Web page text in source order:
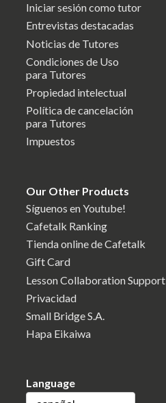
Iniciar sesión como tutor
Entrevistas destacadas
Noticias de Tutores
Condiciones de Uso
para Tutores
Propiedad intelectual
Política de cancelación
para Tutores
Impuestos
Our Other Products
Síguenos en Youtube!
Cafetalk Ranking
Tienda online de Cafetalk
Gift Card
Lesson Collaboration Support
Privacidad
Small Bridge S.A.
Hapa Eikaiwa
Language